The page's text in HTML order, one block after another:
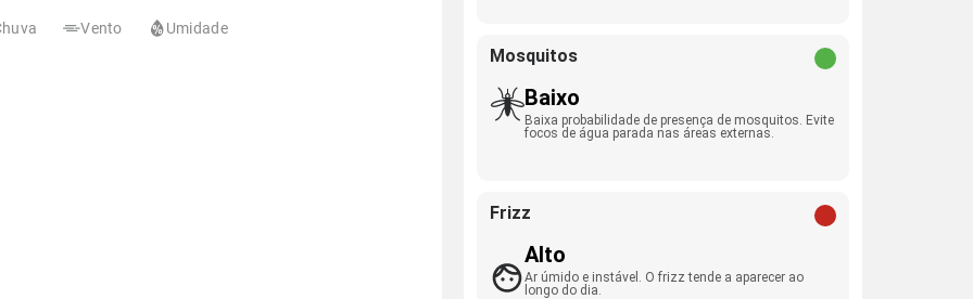
Vento Umidade
Mosquitos
Baixo
Baixa probabilidade de presença de mosquitos. Evite
focos de água parada nas áreas externas.
Frizz
Alto
Ar úmido e instável. O frizz tende a aparecer ao
longo do dia.